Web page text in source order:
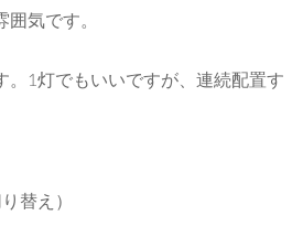
気です。
。1灯でもいいですが、連続配置す
替え）